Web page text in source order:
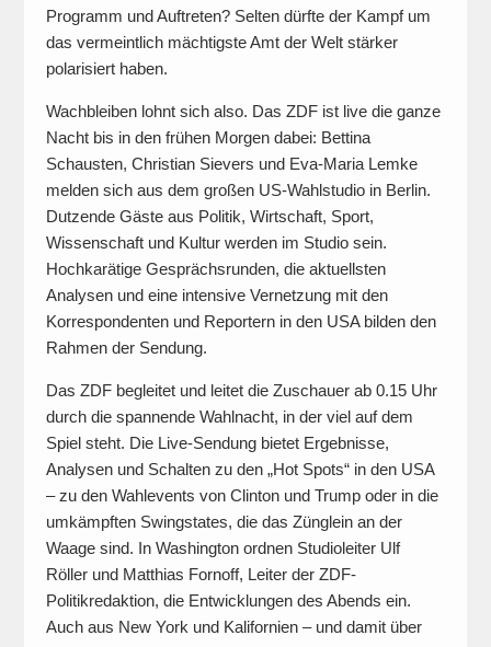
Programm und Auftreten? Selten dürfte der Kampf um
das vermeintlich mächtigste Amt der Welt stärker
polarisiert haben.
Wachbleiben lohnt sich also. Das ZDF ist live die ganze
Nacht bis in den frühen Morgen dabei: Bettina
Schausten, Christian Sievers und Eva-Maria Lemke
melden sich aus dem großen US-Wahlstudio in Berlin.
Dutzende Gäste aus Politik, Wirtschaft, Sport,
Wissenschaft und Kultur werden im Studio sein.
Hochkarätige Gesprächsrunden, die aktuellsten
Analysen und eine intensive Vernetzung mit den
Korrespondenten und Reportern in den USA bilden den
Rahmen der Sendung.
Das ZDF begleitet und leitet die Zuschauer ab 0.15 Uhr
durch die spannende Wahlnacht, in der viel auf dem
Spiel steht. Die Live-Sendung bietet Ergebnisse,
Analysen und Schalten zu den „Hot Spots“ in den USA
– zu den Wahlevents von Clinton und Trump oder in die
umkämpften Swingstates, die das Zünglein an der
Waage sind. In Washington ordnen Studioleiter Ulf
Röller und Matthias Fornoff, Leiter der ZDF-
Politikredaktion, die Entwicklungen des Abends ein.
Auch aus New York und Kalifornien – und damit über